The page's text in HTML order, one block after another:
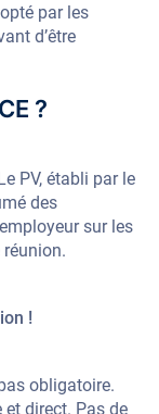
par les
d’être
?
PV, établi par le
des
sur les
!
obligatoire.
direct. Pas de